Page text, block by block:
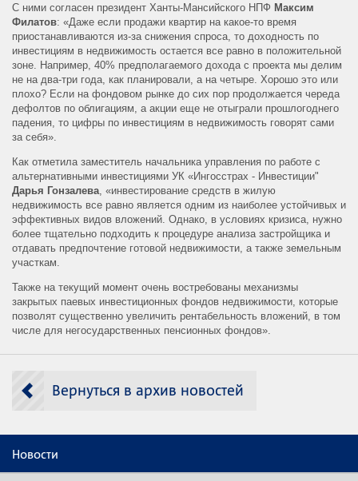
С ними согласен президент Ханты-Мансийского НПФ Максим
Филатов: «Даже если продажи квартир на какое-то время
приостанавливаются из-за снижения спроса, то доходность по
инвестициям в недвижимость остается все равно в положительной
зоне. Например, 40% предполагаемого дохода с проекта мы делим
не на два-три года, как планировали, а на четыре. Хорошо это или
плохо? Если на фондовом рынке до сих пор продолжается череда
дефолтов по облигациям, а акции еще не отыграли прошлогоднего
падения, то цифры по инвестициям в недвижимость говорят сами
за себя».
Как отметила заместитель начальника управления по работе с
альтернативными инвестициями УК «Ингосстрах - Инвестиции"
Дарья Гонзалева , «инвестирование средств в жилую
недвижимость все равно является одним из наиболее устойчивых и
эффективных видов вложений. Однако, в условиях кризиса, нужно
более тщательно подходить к процедуре анализа застройщика и
отдавать предпочтение готовой недвижимости, а также земельным
участкам.
Также на текущий момент очень востребованы механизмы
закрытых паевых инвестиционных фондов недвижимости, которые
позволят существенно увеличить рентабельность вложений, в том
числе для негосударственных пенсионных фондов».
Вернуться в архив новостей
Новости